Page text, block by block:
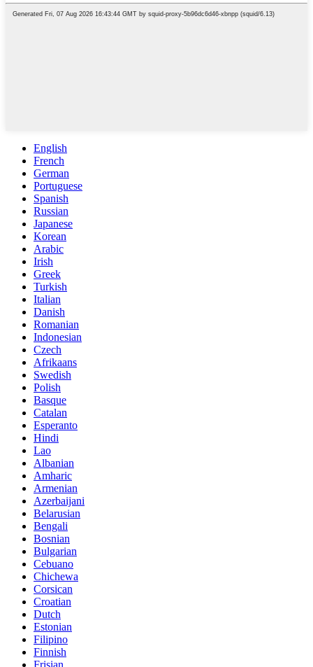
English
French
German
Portuguese
Spanish
Russian
Japanese
Korean
Arabic
Irish
Greek
Turkish
Italian
Danish
Romanian
Indonesian
Czech
Afrikaans
Swedish
Polish
Basque
Catalan
Esperanto
Hindi
Lao
Albanian
Amharic
Armenian
Azerbaijani
Belarusian
Bengali
Bosnian
Bulgarian
Cebuano
Chichewa
Corsican
Croatian
Dutch
Estonian
Filipino
Finnish
Frisian